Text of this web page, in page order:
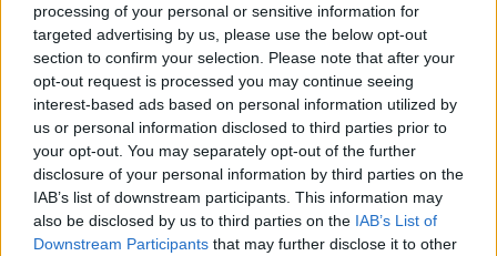
processing of your personal or sensitive information for
targeted advertising by us, please use the below opt-out
section to confirm your selection. Please note that after your
opt-out request is processed you may continue seeing
interest-based ads based on personal information utilized by
us or personal information disclosed to third parties prior to
your opt-out. You may separately opt-out of the further
disclosure of your personal information by third parties on the
IAB’s list of downstream participants. This information may
also be disclosed by us to third parties on the IAB’s List of
Downstream Participants that may further disclose it to other
Πιο δημοφιλή
1 Σοκαριστική υπόθεση στην Κρήτη:
Τουρίστας ρωτούσε πόσο να πληρώσει για
να ασελγήσει σε 10χρονο κορίτσι - Το παιδί
καθόταν αμέριμνο σε αυλή επιχείρησης
2Έφυγε από τη ζωή η Χριστίνα Πιτουρά,
πρώην σύζυγος του Βασίλη Χιώτη
3Δεν ήταν μόνο η ταχύτητα που οδήγησε
στο τροχαίο στις Σέρρες με νεκρούς μητέρα